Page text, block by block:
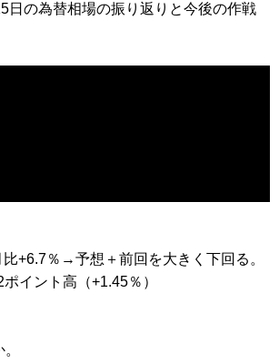
日の為替相場の振り返りと今後の作戦
+6.7％→予想＋前回を大きく下回る。
イント高（+1.45％）